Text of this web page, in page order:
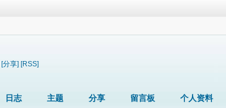
[分享] [RSS]
日志 主题 分享 留言板 个人资料